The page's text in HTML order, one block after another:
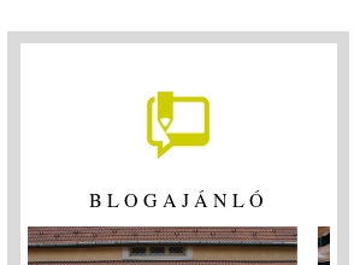
BLOGAJÁNLÓ